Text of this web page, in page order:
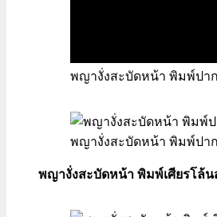
พญางั่งสะบัดหน้า พิมพ์ปา
พญางั่งสะบัดหน้า พิมพ์ปา
พญางั่งสะบัดหน้า พิมพ์เศียรโล้น